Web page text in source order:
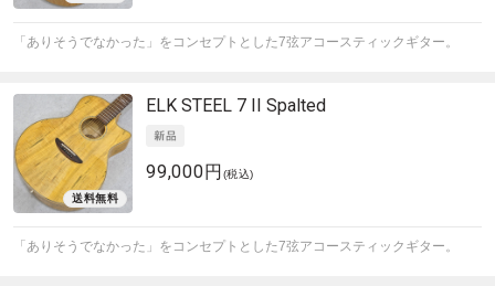
「ありそうでなかった」をコンセプトとした7弦アコースティックギター。
ELK STEEL 7 II Spalted
99,000円 (税込)
「ありそうでなかった」をコンセプトとした7弦アコースティックギター。